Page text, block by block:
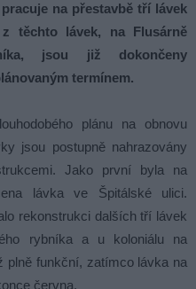
na přestavbě tří lávek
těchto lávek, na Flusárně
jsou již dokončeny
termínem.
plánu na obnovu
jsou postupně nahrazovány
Jako první byla na
lávka ve Špitálské ulici.
rekonstrukci dalších tří lávek
rybníka a u koloniálu na
plně funkční, zatímco lávka na
června.